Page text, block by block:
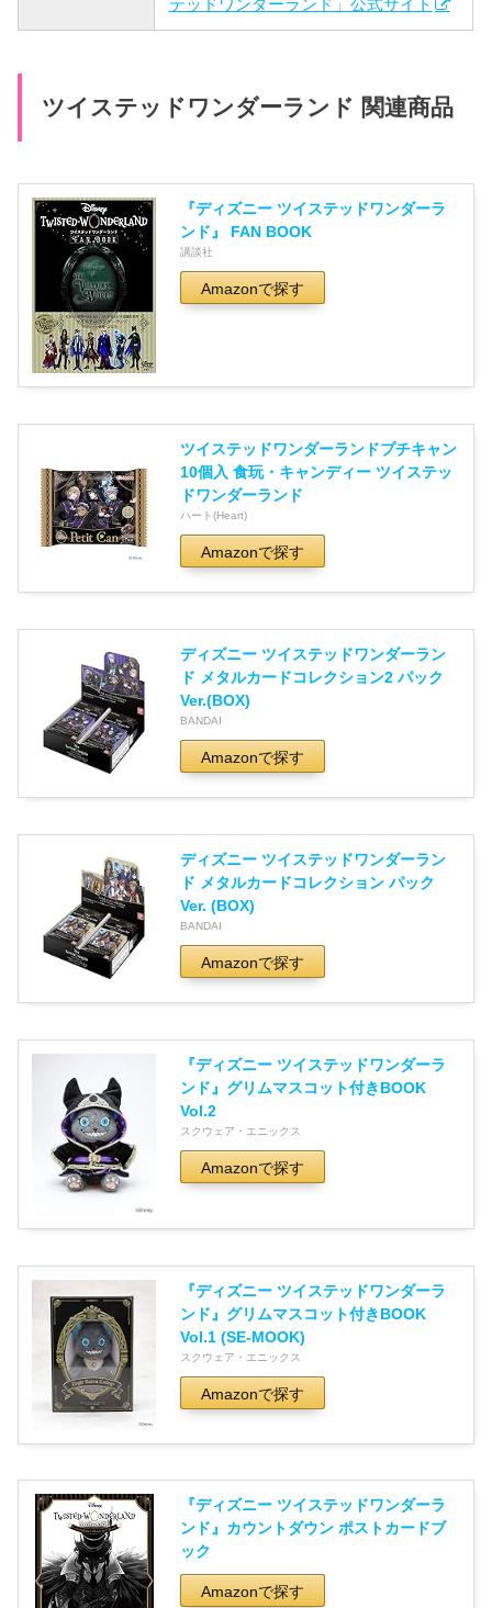
テッドワンダーランド」公式サイト
ツイステッドワンダーランド 関連商品
『ディズニー ツイステッドワンダーラ
ンド』 FAN BOOK
講談社
Amazonで探す
ツイステッドワンダーランドプチキャン
10個入 食玩・キャンディー ツイステッ
ドワンダーランド
ハート(Heart)
Amazonで探す
ディズニー ツイステッドワンダーラン
ド メタルカードコレクション2 パック
Ver.(BOX)
BANDAI
Amazonで探す
ディズニー ツイステッドワンダーラン
ド メタルカードコレクション パック
Ver. (BOX)
BANDAI
Amazonで探す
『ディズニー ツイステッドワンダーラ
ンド』グリムマスコット付きBOOK
Vol.2
スクウェア・エニックス
Amazonで探す
『ディズニー ツイステッドワンダーラ
ンド』グリムマスコット付きBOOK
Vol.1 (SE-MOOK)
スクウェア・エニックス
Amazonで探す
『ディズニー ツイステッドワンダーラ
ンド』カウントダウン ポストカードブ
ック
Amazonで探す